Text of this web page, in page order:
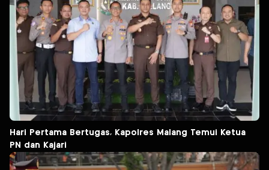
Hari Pertama Bertugas, Kapolres Malang Temui Ketua
PN dan Kajari